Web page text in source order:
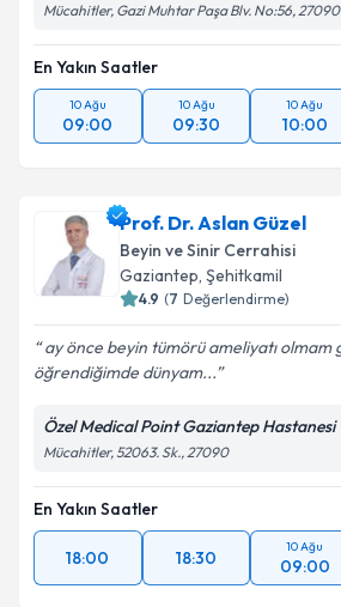
Takvim Talebini
Mücahitler, Gazi Muhtar Paşa Blv. No:56, 27090
En Yakın Saatler
10 Ağu
09:00
10 Ağu
09:30
10 Ağu
10:00
Prof. Dr. Aslan Güzel
Beyin ve Sinir Cerrahisi
Gaziantep, Şehitkamil
4.9 (7 Değerlendirme)
ay önce beyin tümörü ameliyatı olmam
öğrendiğimde dünyam...
Özel Medical Point Gaziantep Hastanesi
Mücahitler, 52063. Sk., 27090
En Yakın Saatler
18:00 18:30
10 Ağu
09:00